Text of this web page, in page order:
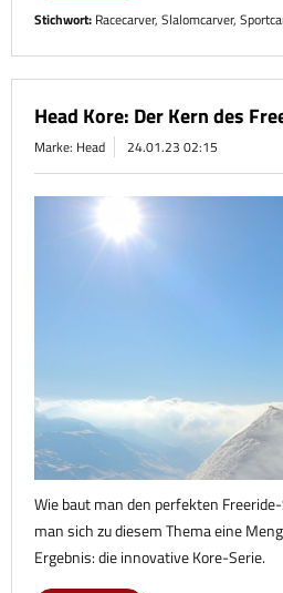
Stichwort: Racecarver, Slalomcarver,
Head Kore: Der Kern des
Marke: Head 24.01.23 02:15
Wie baut man den perfekten
man sich zu diesem Thema eine
Ergebnis: die innovative Kore-Serie.